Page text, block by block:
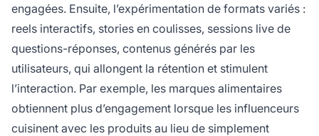
engagées. Ensuite, l’expérimentation de formats variés :
reels interactifs, stories en coulisses, sessions live de
questions-réponses, contenus générés par les
utilisateurs, qui allongent la rétention et stimulent
l’interaction. Par exemple, les marques alimentaires
obtiennent plus d’engagement lorsque les influenceurs
cuisinent avec les produits au lieu de simplement